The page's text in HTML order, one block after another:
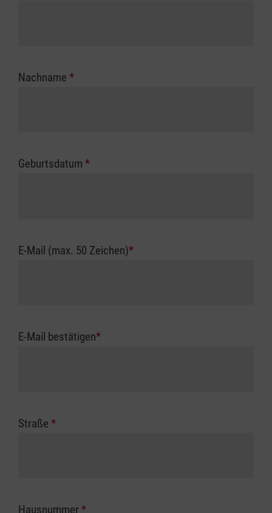
Nachname *
Geburtsdatum *
E-Mail (max. 50 Zeichen)*
E-Mail bestätigen*
Straße *
Hausnummer *